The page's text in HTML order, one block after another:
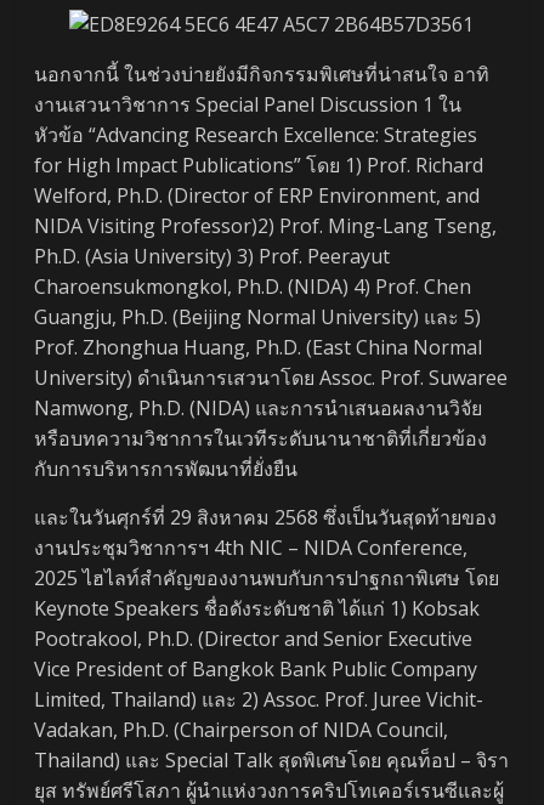
นอกจากนี้ ในช่วงบ่ายยังมีกิจกรรมพิเศษที่น่าสนใจ อาทิ
งานเสวนาวิชาการ Special Panel Discussion 1 ใน
หัวข้อ “Advancing Research Excellence: Strategies
for High Impact Publications” โดย 1) Prof. Richard
Welford, Ph.D. (Director of ERP Environment, and
NIDA Visiting Professor)2) Prof. Ming-Lang Tseng,
Ph.D. (Asia University) 3) Prof. Peerayut
Charoensukmongkol, Ph.D. (NIDA) 4) Prof. Chen
Guangju, Ph.D. (Beijing Normal University) และ 5)
Prof. Zhonghua Huang, Ph.D. (East China Normal
University) ดำเนินการเสวนาโดย Assoc. Prof. Suwaree
Namwong, Ph.D. (NIDA) และการนำเสนอผลงานวิจัย
หรือบทความวิชาการในเวทีระดับนานาชาติที่เกี่ยวข้อง
กับการบริหารการพัฒนาที่ยั่งยืน
และในวันศุกร์ที่ 29 สิงหาคม 2568 ซึ่งเป็นวันสุดท้ายของ
งานประชุมวิชาการฯ 4th NIC – NIDA Conference,
2025 ไฮไลท์สำคัญของงานพบกับการปาฐกถาพิเศษ โดย
Keynote Speakers ชื่อดังระดับชาติ ได้แก่ 1) Kobsak
Pootrakool, Ph.D. (Director and Senior Executive
Vice President of Bangkok Bank Public Company
Limited, Thailand) และ 2) Assoc. Prof. Juree Vichit-
Vadakan, Ph.D. (Chairperson of NIDA Council,
Thailand) และ Special Talk สุดพิเศษโดย คุณท็อป – จิรา
ยุส ทรัพย์ศรีโสภา ผู้นำแห่งวงการคริปโทเคอร์เรนซีและผู้